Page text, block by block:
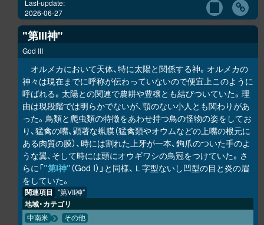
Last-update:
2026-06-27
"第III神"
God III
オルメカにおいて天体、特に太陽と関係する神。オルメカの
神々は現在までに呼称が伝わっていないので便宜上このように
呼ばれる。太陽との関連で農耕や豊穣とも結びついていた。理
由は現段階では明らかでないが、顎のない小人とも関わりがあ
った。鳥類と爬虫類の特徴をあわせ持つ鳥の怪物の姿をしてお
り、猛禽の嘴、顕著な蝋膜（猛禽類やオウムなどの上嘴の根元に
ある肉質の膜）、時には割れた上牙が一本、鉤爪のついた手のよ
うな翼、そして時には頭にオウギワシの鳥冠をつけていた。さ
らに「"第I神"（God I）」と同様、Ｌ字型ないし凹型の目と炎の眉
をしていた。
関連項目 "第VII神"
地域・カテゴリ
中南米 その他